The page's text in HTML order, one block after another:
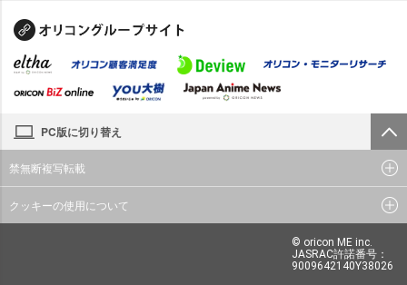
PC版に切り替え
禁無断複写転載
クッキーの使用について
© oricon ME inc.
JASRAC許諾番号：
9009642140Y38026